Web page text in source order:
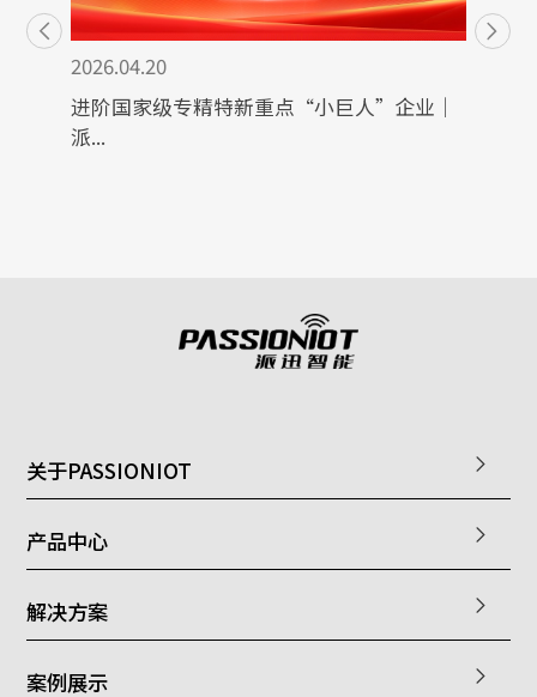
2026.04.20
进阶国家级专精特新重点“小巨人”企业｜
派...
关于PASSIONIOT
产品中心
解决方案
案例展示